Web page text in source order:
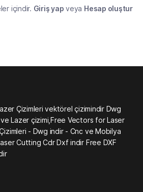
içindir. Giriş yap veya Hesap oluştur
Çizimleri vektörel çizimindir Dwg
Lazer çizimi,Free Vectors for Laser
- Dwg indir - Cnc ve Mobilya
Cutting Cdr Dxf indir Free DXF